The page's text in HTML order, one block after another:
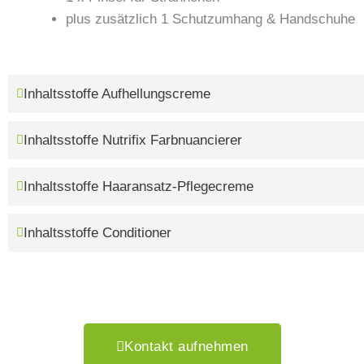
plus zusätzlich 1 Schutzumhang & Handschuhe
Inhaltsstoffe Aufhellungscreme
Inhaltsstoffe Nutrifix Farbnuancierer
Inhaltsstoffe Haaransatz-Pflegecreme
Inhaltsstoffe Conditioner
Kontakt aufnehmen